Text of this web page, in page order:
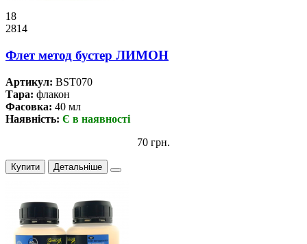
18
2814
Флет метод бустер ЛИМОН
Артикул: BST070
Тара: флакон
Фасовка: 40 мл
Наявність: Є в наявності
70 грн.
Купити Детальніше